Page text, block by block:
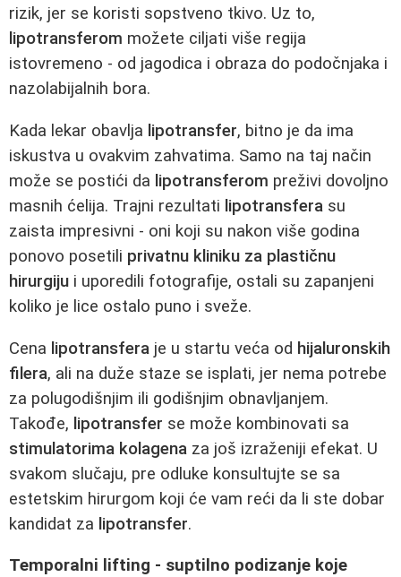
rizik, jer se koristi sopstveno tkivo. Uz to,
lipotransferom možete ciljati više regija
istovremeno - od jagodica i obraza do podočnjaka i
nazolabijalnih bora.
Kada lekar obavlja lipotransfer, bitno je da ima
iskustva u ovakvim zahvatima. Samo na taj način
može se postići da lipotransferom preživi dovoljno
masnih ćelija. Trajni rezultati lipotransfera su
zaista impresivni - oni koji su nakon više godina
ponovo posetili privatnu kliniku za plastičnu
hirurgiju i uporedili fotografije, ostali su zapanjeni
koliko je lice ostalo puno i sveže.
Cena lipotransfera je u startu veća od hijaluronskih
filera, ali na duže staze se isplati, jer nema potrebe
za polugodišnjim ili godišnjim obnavljanjem.
Takođe, lipotransfer se može kombinovati sa
stimulatorima kolagena za još izraženiji efekat. U
svakom slučaju, pre odluke konsultujte se sa
estetskim hirurgom koji će vam reći da li ste dobar
kandidat za lipotransfer.
Temporalni lifting - suptilno podizanje koje